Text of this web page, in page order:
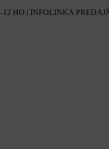
HO | INFOLINKA